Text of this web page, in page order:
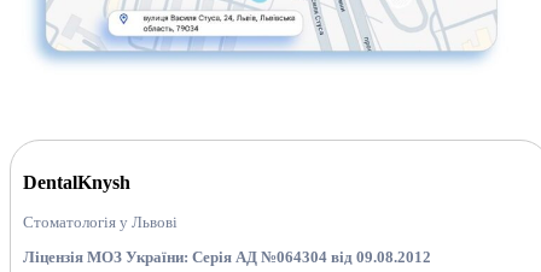
DentalKnysh
Стоматологія у Львові
Ліцензія МОЗ України: Серія АД №064304 від 09.08.2012